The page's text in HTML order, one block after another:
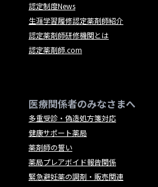
認定制度News
生涯学習履修認定薬剤師紹介
認定薬剤師研修機関とは
認定薬剤師.com
医療関係者のみなさまへ
多重受診・偽造処方箋対応
健康サポート薬局
薬剤師の誓い
薬局プレアボイド報告関係
緊急避妊薬の調剤・販売関連